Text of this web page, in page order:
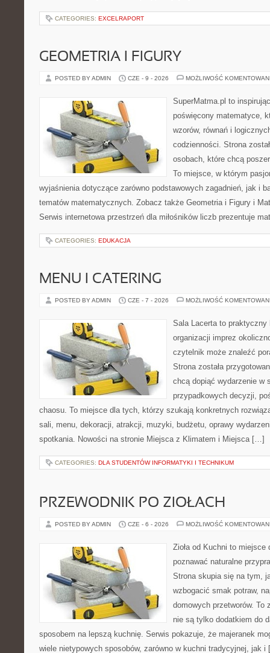
CATEGORIES: EXCELRAPORT
GEOMETRIA I FIGURY
POSTED BY ADMIN CZE - 9 - 2026 MOŻLIWOŚĆ
SuperMatma.pl to
poświęcony matematyce,
wzorów, równań i
codzienności. Strona
osobach, które chcą
To miejsce, w którym
wyjaśnienia dotyczące zarówno podstawowych zagadnień, jak i
tematów matematycznych. Zobacz także Geometria i Figury i
Serwis internetowa przestrzeń dla miłośników liczb prezentuje
CATEGORIES: EDUKACJA
MENU I CATERING
POSTED BY ADMIN CZE - 7 - 2026 MOŻLIWOŚĆ
Sala Lacerta to praktyczny
organizacji imprez
czytelnik może znaleźć
Strona została
chcą dopiąć wydarzenie w
przypadkowych decyzji,
chaosu. To miejsce dla tych, którzy szukają konkretnych
sali, menu, dekoracji, atrakcji, muzyki, budżetu, oprawy
spotkania. Nowości na stronie Miejsca z Klimatem i Miejsca […]
CATEGORIES: DLA STUDENTÓW INFORMATYKI I TECHNIKUM
PRZEWODNIK PO ZIOŁACH
POSTED BY ADMIN CZE - 6 - 2026 MOŻLIWOŚĆ
Zioła od Kuchni to
poznawać naturalne
Strona skupia się na tym,
wzbogacić smak potraw,
domowych przetworów. To
nie są tylko dodatkiem do
sposobem na lepszą kuchnię. Serwis pokazuje, że majeranek
wiele nietypowych sposobów, zarówno w kuchni tradycyjnej, jak